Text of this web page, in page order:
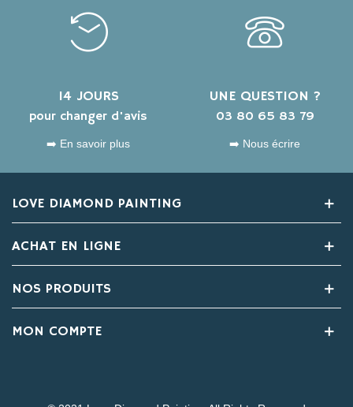
14 JOURS
pour changer d'avis
➡️ En savoir plus
UNE QUESTION ?
03 80 65 83 79
➡️ Nous écrire
LOVE DIAMOND PAINTING
ACHAT EN LIGNE
NOS PRODUITS
MON COMPTE